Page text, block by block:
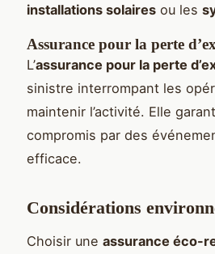
installations solaires ou les
Assurance pour la perte
L’assurance pour la perte
sinistre interrompant les
maintenir l’activité. Elle
compromis par des
efficace.
Considérations
Choisir une assurance éco-